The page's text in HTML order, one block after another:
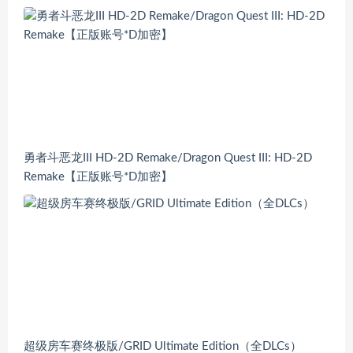
勇者斗恶龙III HD-2D Remake/Dragon Quest III: HD-2D
Remake【正版账号*D加密】
超级房车赛终极版/GRID Ultimate Edition（全DLCs）